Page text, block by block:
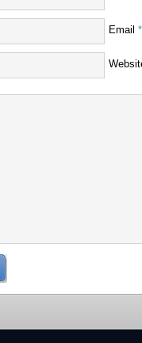
Email